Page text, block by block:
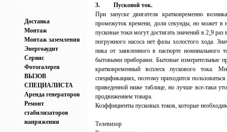
Доставка
Монтаж
Монтаж заземления
Энергоаудит
Сервис
Фотогалерея
ВЫЗОВ
СПЕЦИАЛИСТА
Аренда генераторов
Ремонт
стабилизаторов
напряжения
3. Пусковой ток.
При запуске двигателя кратковременно
промежуток времени, доли секунды, но может в
пусковые токи могут достигать значений в 2¸9
погружного насоса нет фазы холостого хода.
пика от заявленного в паспорте
бытовыми приборами. Бытовые измерительные
кратковременный всплеск пускового тока.
спецификациях, поэтому приходится
приведенной ниже таблице, но лучше все-таки
продвижением товара.
Коэффициенты пусковых токов, которые
Телевизор